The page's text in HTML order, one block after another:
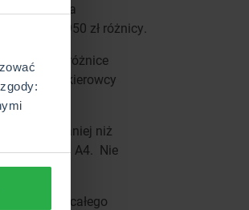
Audi na
a to 950 zł różnicy.
a ich różnice
623 zł, kierowcy
zapłacą taniej niż
i Audi A4. Nie
to całego